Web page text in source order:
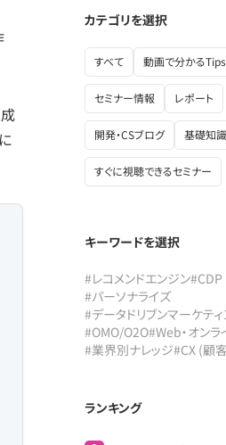
カテゴリを選択
すべて 動画で分かるTips
セミナー情報 レポート
開発・CSブログ 基礎知識
すぐに視聴できるセミナー
キーワードを選択
#レコメンドエンジン#CDP
#パーソナライズ
#データドリブンマーケテ
#OMO/O2O#Web・オンラ
#業界別ナレッジ#CX (顧
ランキング